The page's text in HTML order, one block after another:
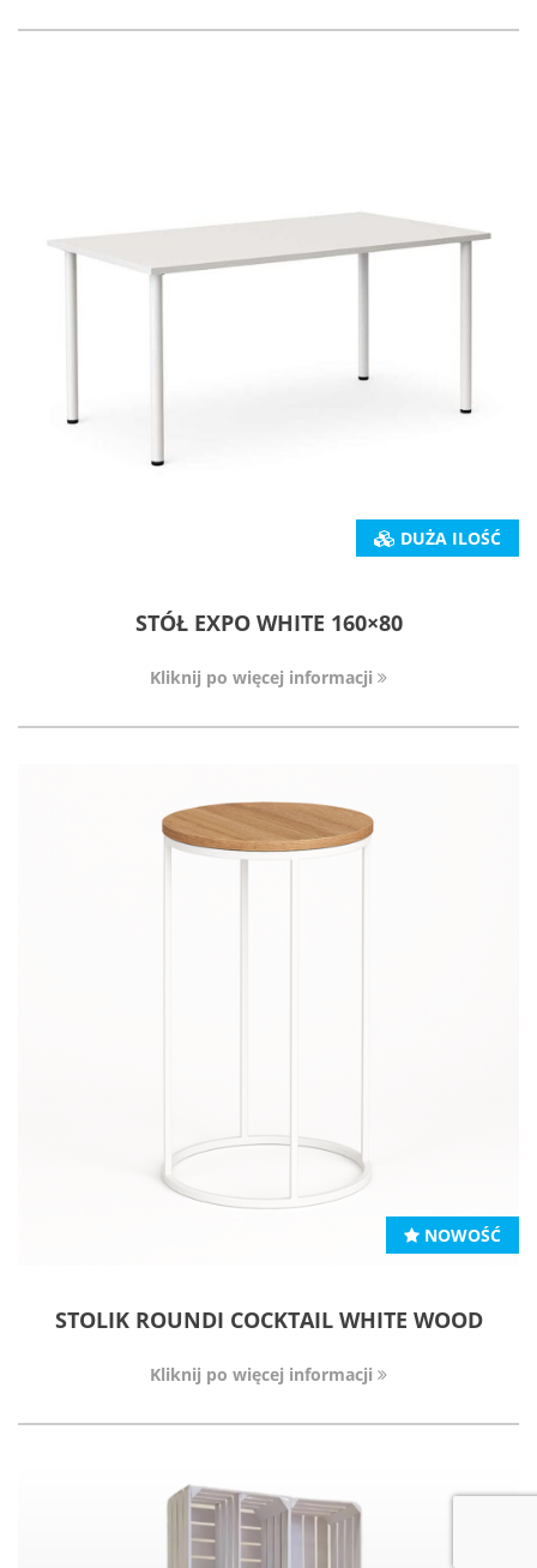
DUŻA ILOŚĆ
STÓŁ EXPO WHITE 160×80
Kliknij po więcej informacji
NOWOŚĆ
STOLIK ROUNDI COCKTAIL WHITE WOOD
Kliknij po więcej informacji